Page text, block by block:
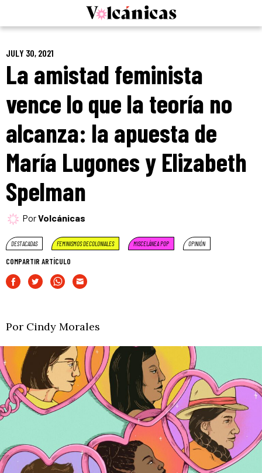
JULY 30, 2021
La amistad feminista
vence lo que la teoría no
alcanza: la apuesta de
María Lugones y Elizabeth
Spelman
PorVolcánicas
DESTACADAS FEMINISMOS DECOLONIALES MISCELÁNEA POP OPINIÓN
COMPARTIR ARTÍCULO
Por Cindy Morales